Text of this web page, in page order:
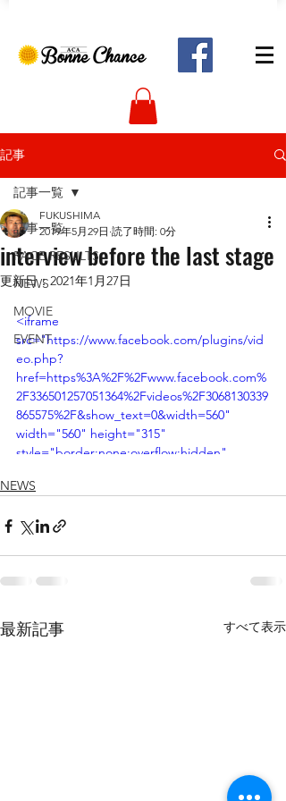
記事
記事一覧
RACE RESULTS
NEWS
MOVIE
EVENT
記事一覧
interview before the last stage
FUKUSHIMA
2019年5月29日 読了時間: 0分
更新日：2021年1月27日
<iframe
src="https://www.facebook.com/plugins/vid
eo.php?
href=https%3A%2F%2Fwww.facebook.com%
2F336501257051364%2Fvideos%2F3068130339
865575%2F&show_text=0&width=560"
width="560" height="315"
style="border:none;overflow:hidden"
allowTransparency="true"
NEWS
最新記事 すべて表示